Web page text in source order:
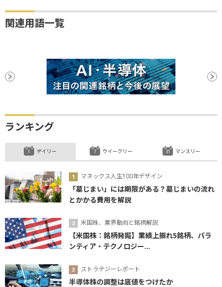
関連用語一覧
ランキング
デイリー
マネックス人生100年デザイン
「墓じまい」には期限がある？墓じまいの流れ
とかかる費用を解説
米国株、業界動向と銘柄解説
【米国株：銘柄発掘】業績上振れ5銘柄、パラ
ンティア・テクノロジー...
ストラテジーレポート
半導体株の調整は底値をつけたか
ウイークリー マンスリー